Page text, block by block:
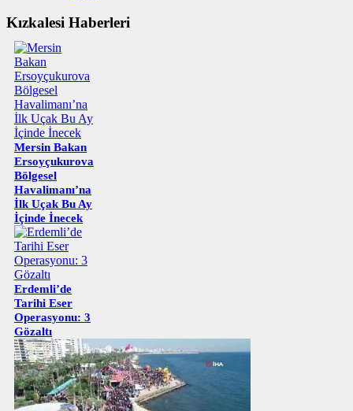
Kızkalesi Haberleri
Mersin Bakan
Ersoyçukurova
Bölgesel
Havalimanı’na
İlk Uçak Bu Ay
İçinde İnecek
Erdemli’de
Tarihi Eser
Operasyonu: 3
Gözaltı